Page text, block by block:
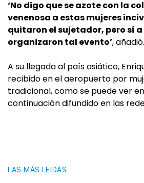
‘No digo que se azote con la
venenosa a estas mujeres
quitaron el sujetador, pero sí
organizaron tal evento’, añadió.
A su llegada al país asiático,
recibido en el aeropuerto por
tradicional, como se puede ver
continuación difundido en las
LAS MÁS LEIDAS